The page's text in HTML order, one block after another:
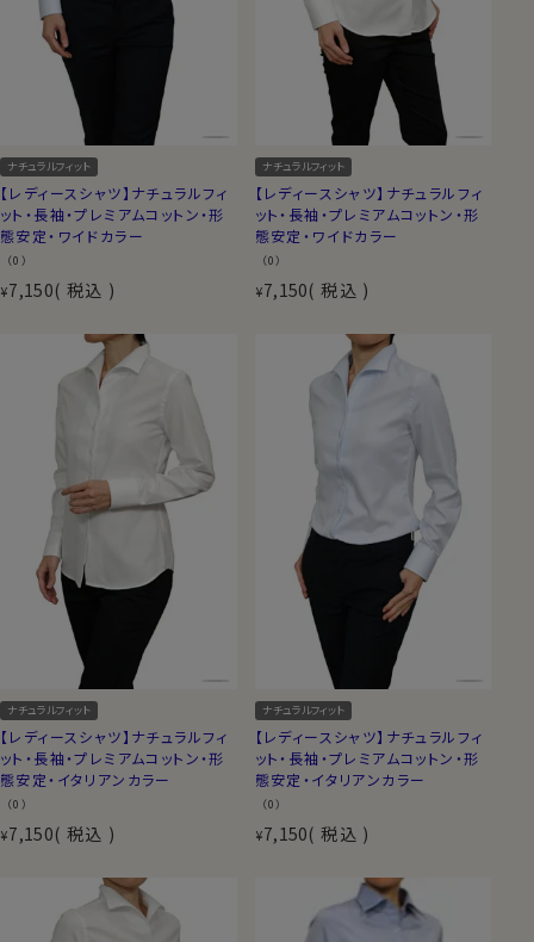
ナチュラルフィット
【レディースシャツ】ナチュラルフィ
ット・長袖・プレミアムコットン・形
態安定・ワイドカラー
（0）
¥7,150 税込
ナチュラルフィット
【レディースシャツ】ナチュラルフィ
ット・長袖・プレミアムコットン・形
態安定・ワイドカラー
（0）
¥7,150 税込
ナチュラルフィット
【レディースシャツ】ナチュラルフィ
ット・長袖・プレミアムコットン・形
態安定・イタリアンカラー
（0）
¥7,150 税込
ナチュラルフィット
【レディースシャツ】ナチュラルフィ
ット・長袖・プレミアムコットン・形
態安定・イタリアンカラー
（0）
¥7,150 税込